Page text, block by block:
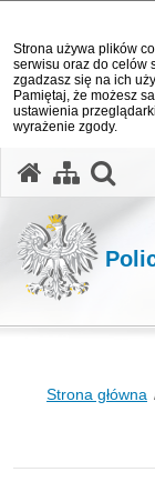
Strona używa plików
serwisu oraz do celów
zgadzasz się na ich
Pamiętaj, że możesz
ustawienia
wyrażenie zgody.
Strona główna